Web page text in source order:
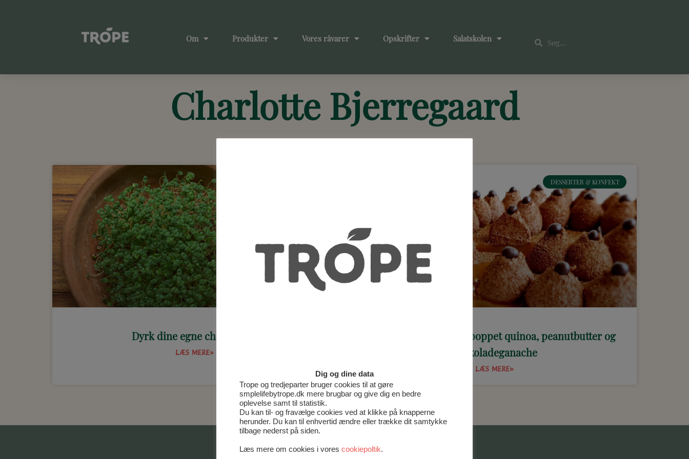
Om Produkter Vores råvarer Opskrifter Salatskolen
Charlotte Bjerregaard
Dyrk dine egne chia-spirer
LÆS MERE»
DESSERTER & KONFEKT
Glutenfri tærte med poppet quinoa, peanutbutter og
chokoladeganache
LÆS MERE»
1 2 3 4
Dig og dine data
Trope og tredjeparter bruger cookies til at gøre
smplelifebytrope.dk mere brugbar og give dig en bedre
oplevelse samt til statistik.
Du kan til- og fravælge cookies ved at klikke på knapperne
herunder. Du kan til enhvertid ændre eller trække dit samtykke
tilbage nederst på siden.
Læs mere om cookies i vores cookiepoltik.